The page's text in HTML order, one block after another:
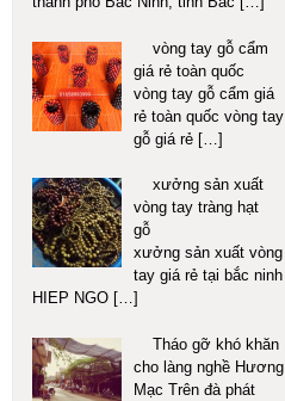
vòng tay gỗ cẩm
giá rẻ toàn quốc
vòng tay gỗ cẩm giá
rẻ toàn quốc vòng tay
gỗ giá rẻ […]
xưởng sản xuất
vòng tay tràng hạt
gỗ
xưởng sản xuất vòng
tay giá rẻ tại bắc ninh
HIEP NGO […]
Tháo gỡ khó khăn
cho làng nghề Hương
Mạc Trên đà phát